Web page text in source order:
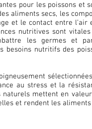
pour les poissons
aliments secs, les
et le contact entre
nutritives sont
les germes et
besoins nutritifs des
au stress et la
mettent en
et rendent les